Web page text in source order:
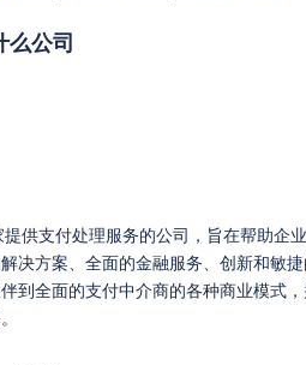
么公司
供支付处理服务的公司，旨在帮助企
决方案、全面的金融服务、创新和敏
到全面的支付中介商的各种商业模式